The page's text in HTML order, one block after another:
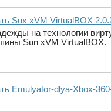
Sux xVM VirtualBOX
на технологии
Sun xVM VirtualBOX.
Emulyator-dlya-Xbox-